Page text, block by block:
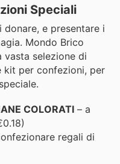
Speciali
e presentare i
Mondo Brico
vasta selezione di
kit per confezioni, per
COLORATI – a
regali di